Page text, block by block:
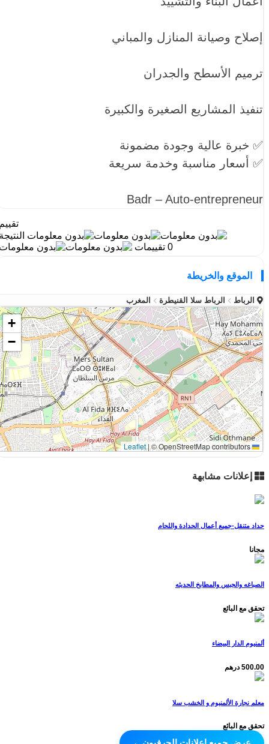
إصلاح وصيانة المنازل والمباني
ترميم الأسطح والجدران
تنفيذ المشاريع الصغيرة والكبيرة
✅ خبرة عالية وجودة مضمونة
✅ أسعار مناسبة وخدمة سريعة
Badr – Auto-entrepreneur
0 تقييمات
الموقع والخريطة
الرباط الرباط سلا القنيطرة المغرب
+
−
Leaflet
|© OpenStreetMap contributors
إعلانات مشابهة
حداد متنقل-جميع أعمال الحدادة واللحام
مجانا
الصباغه والجبس والمطابخ الحديثه
تحقق مع البائع
ألمنيوم الدار البيضاء
500.00 درهم
معلم نجارة الألمنيوم و الخشب سلا
تحقق مع البائع